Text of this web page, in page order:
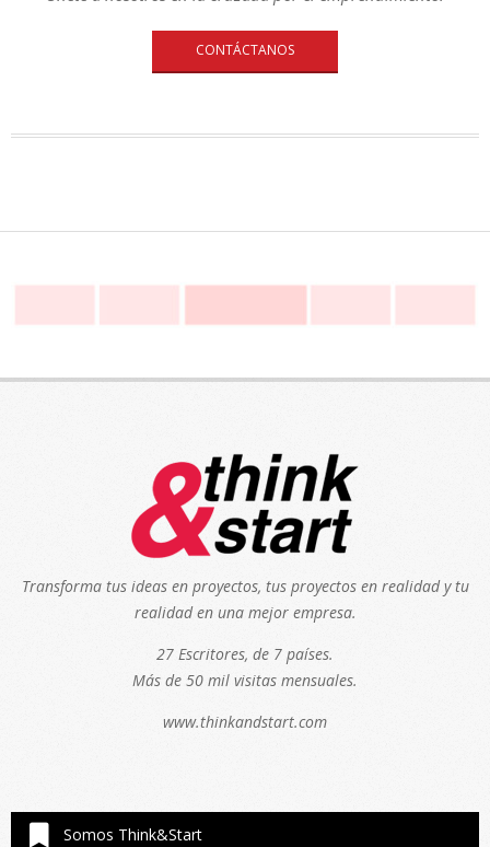
CONTÁCTANOS
Transforma tus ideas en proyectos, tus proyectos en realidad y tu
realidad en una mejor empresa.
27 Escritores, de 7 países.
Más de 50 mil visitas mensuales.
www.thinkandstart.com
Somos Think&Start